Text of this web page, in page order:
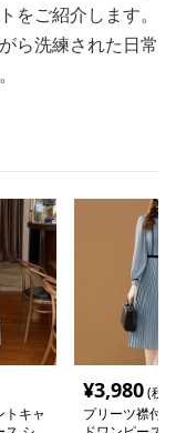
をご紹介します。
ら洗練された日常
トキャ
¥3,980(税
プリーツ襟付